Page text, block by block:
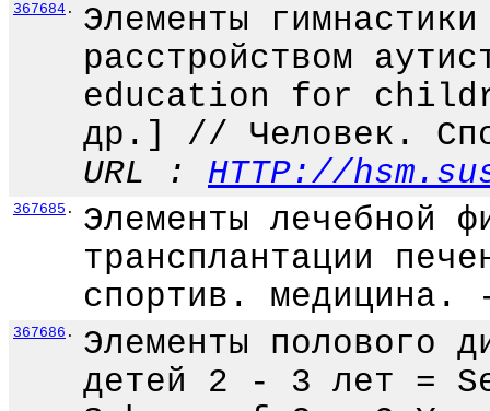
367684 .
Элементы
расстройством
education for
др.] // Человек.
URL : HTTP://
367685 .
Элементы лечебной
трансплантации
спортив.
367686 .
Элементы полового
детей 2 - 3 лет =